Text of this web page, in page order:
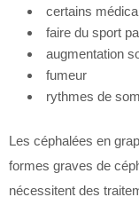
certains
faire du sport
augmentation
fumeur
rythmes de
Les céphalées en
formes graves de
nécessitent des